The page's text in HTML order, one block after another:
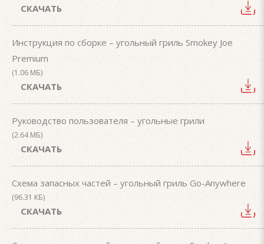
СКАЧАТЬ
Инструкция по сборке – угольный гриль Smokey Joe
Premium
(1.06 МБ)
СКАЧАТЬ
Руководство пользователя – угольные грили
(2.64 МБ)
СКАЧАТЬ
Схема запасных частей – угольный гриль Go-Anywhere
(96.31 КБ)
СКАЧАТЬ